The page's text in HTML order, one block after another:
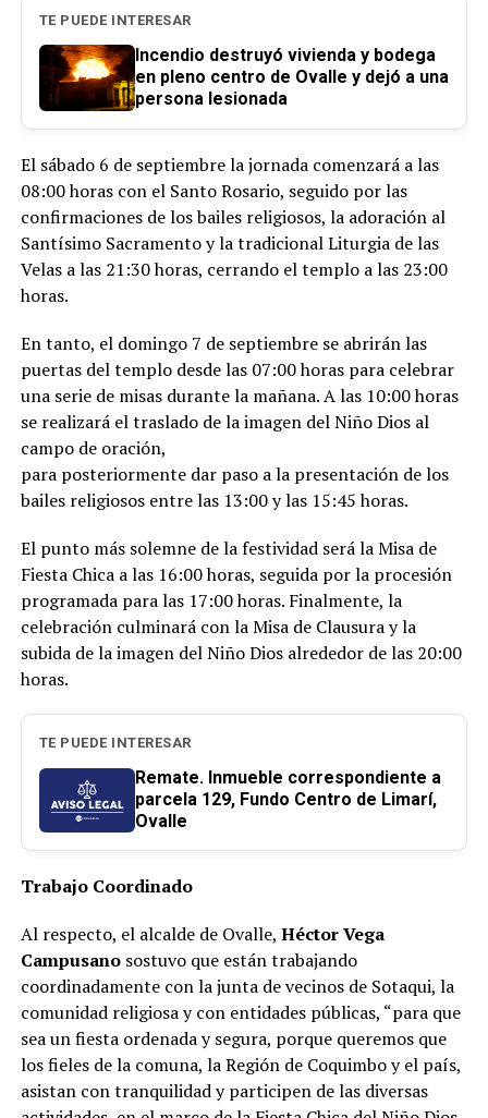
TE PUEDE INTERESAR
Incendio destruyó vivienda y bodega
en pleno centro de Ovalle y dejó a una
persona lesionada
El sábado 6 de septiembre la jornada comenzará a las
08:00 horas con el Santo Rosario, seguido por las
confirmaciones de los bailes religiosos, la adoración al
Santísimo Sacramento y la tradicional Liturgia de las
Velas a las 21:30 horas, cerrando el templo a las 23:00
horas.
En tanto, el domingo 7 de septiembre se abrirán las
puertas del templo desde las 07:00 horas para celebrar
una serie de misas durante la mañana. A las 10:00 horas
se realizará el traslado de la imagen del Niño Dios al
campo de oración,
para posteriormente dar paso a la presentación de los
bailes religiosos entre las 13:00 y las 15:45 horas.
El punto más solemne de la festividad será la Misa de
Fiesta Chica a las 16:00 horas, seguida por la procesión
programada para las 17:00 horas. Finalmente, la
celebración culminará con la Misa de Clausura y la
subida de la imagen del Niño Dios alrededor de las 20:00
horas.
TE PUEDE INTERESAR
Remate. Inmueble correspondiente a
parcela 129, Fundo Centro de Limarí,
Ovalle
Trabajo Coordinado
Al respecto, el alcalde de Ovalle, Héctor Vega
Campusano sostuvo que están trabajando
coordinadamente con la junta de vecinos de Sotaqui, la
comunidad religiosa y con entidades públicas, “para que
sea un fiesta ordenada y segura, porque queremos que
los fieles de la comuna, la Región de Coquimbo y el país,
asistan con tranquilidad y participen de las diversas